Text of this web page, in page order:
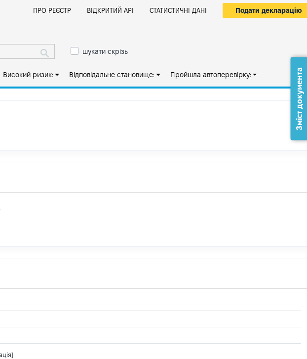
ПРО РЕЄСТР ВІДКРИТИЙ АРІ СТАТИСТИЧНІ ДАНІ Подати декларацію
шукати скрізь
Високий ризик: Відповідальне становище: Пройшла автоперевірку: Зміст документа